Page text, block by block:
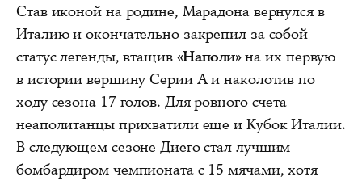
Став иконой на родине, Марадона вернулся в
Италию и окончательно закрепил за собой
статус легенды, втащив «Наполи»на их первую
в истории вершину Серии А и наколотив по
ходу сезона 17 голов. Для ровного счета
неаполитанцы прихватили еще и Кубок Италии.
В следующем сезоне Диего стал лучшим
бомбардиром чемпионата с 15 мячами, хотя